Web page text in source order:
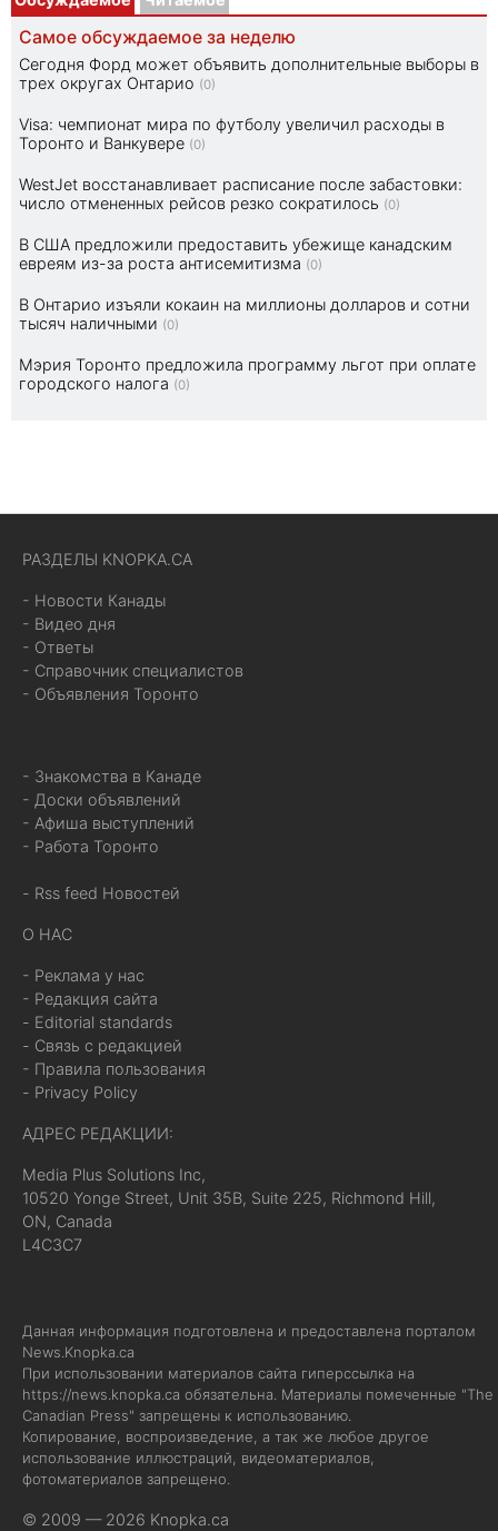
Самое обсуждаемое за неделю
Сегодня Форд может объявить дополнительные выборы в
трех округах Онтарио (0)
Visa: чемпионат мира по футболу увеличил расходы в
Торонто и Ванкувере (0)
WestJet восстанавливает расписание после забастовки:
число отмененных рейсов резко сократилось (0)
В США предложили предоставить убежище канадским
евреям из-за роста антисемитизма (0)
В Онтарио изъяли кокаин на миллионы долларов и сотни
тысяч наличными (0)
Мэрия Торонто предложила программу льгот при оплате
городского налога (0)
РАЗДЕЛЫ KNOPKA.CA
- Новости Канады
- Видео дня
- Ответы
- Справочник специалистов
- Объявления Торонто
- Знакомства в Канаде
- Доски объявлений
- Афиша выступлений
- Работа Торонто
- Rss feed Новостей
О НАС
- Реклама у нас
- Редакция сайта
- Editorial standards
- Связь с редакцией
- Правила пользования
- Privacy Policy
АДРЕС РЕДАКЦИИ:
Media Plus Solutions Inc,
10520 Yonge Street, Unit 35B, Suite 225, Richmond Hill,
ON, Canada
L4C3C7
Данная информация подготовлена и предоставлена порталом
News.Knopka.ca
При использовании материалов сайта гиперссылка на
https://news.knopka.ca обязательна. Материалы помеченные "The
Canadian Press" запрещены к использованию.
Копирование, воспроизведение, а так же любое другое
использование иллюстраций, видеоматериалов,
фотоматериалов запрещено.
© 2009 — 2026 Knopka.ca